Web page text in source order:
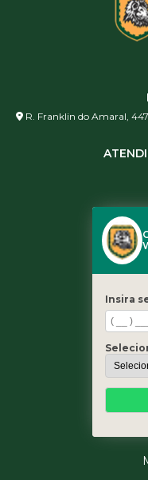
R. Franklin do Amaral,
Insira